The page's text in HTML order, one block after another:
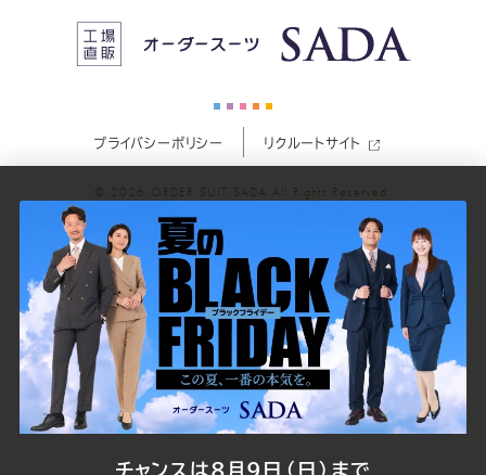
ス
ツ
SADA
の
公
式
ス
ー
ツ
SADA
の
公
式
ス
ー
ツ
SADA
の
公
式
ス
ツ
SADA
の
公
式
ス
ツ
SADA
の
公
式
プライバシーポリシー リクルートサイト
© 2026 ORDER SUIT SADA All Rights Reserved.
チャンスは8月9日（日）まで